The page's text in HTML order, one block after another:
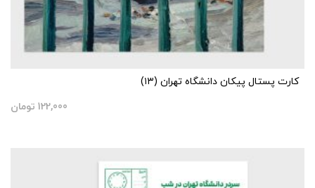
کارت پستال پیکان دانشگاه تهران (۱۳)
122,000 تومان